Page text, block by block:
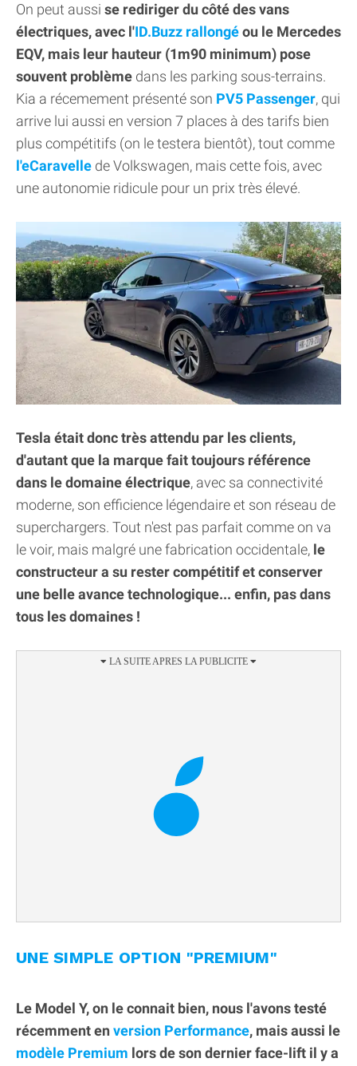
On peut aussi se rediriger du côté des vans
électriques, avec l'ID.Buzz rallongéou le Mercedes
EQV, mais leur hauteur (1m90 minimum) pose
souvent problème dans les parking sous-terrains.
Kia a récemement présenté son PV5 Passenger, qui
arrive lui aussi en version 7 places à des tarifs bien
plus compétitifs (on le testera bientôt), tout comme
l'eCaravelle de Volkswagen, mais cette fois, avec
une autonomie ridicule pour un prix très élevé.
Tesla était donc très attendu par les clients,
d'autant que la marque fait toujours référence
dans le domaine électrique, avec sa connectivité
moderne, son efficience légendaire et son réseau de
superchargers. Tout n'est pas parfait comme on va
le voir, mais malgré une fabrication occidentale, le
constructeur a su rester compétitif et conserver
une belle avance technologique... enfin, pas dans
tous les domaines !
UNE SIMPLE OPTION "PREMIUM"
Le Model Y, on le connait bien, nous l'avons testé
récemment en version Performance, mais aussi le
modèle Premium lors de son dernier face-lift il y a